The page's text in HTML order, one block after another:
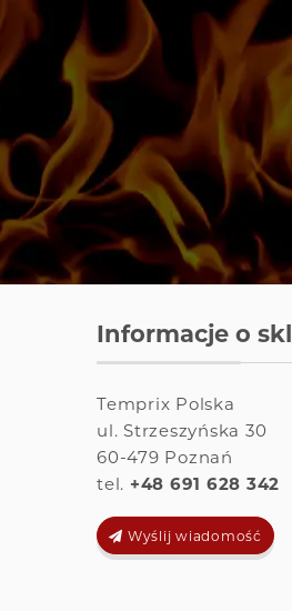
Informacje o
Temprix Polska
ul. Strzeszyńska 30
60-479 Poznań
tel. +48 691 628 342
Wyślij wiadomość